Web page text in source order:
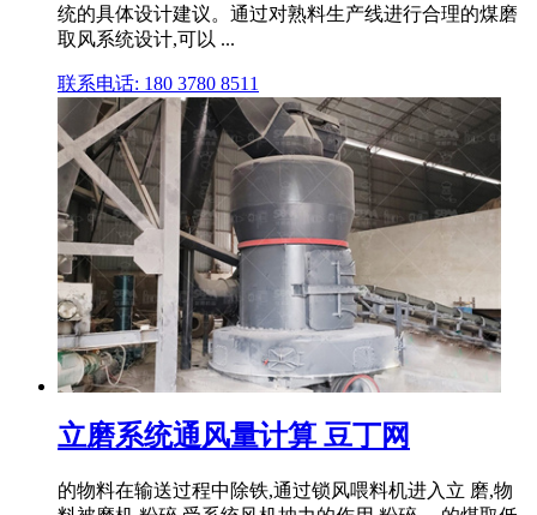
统的具体设计建议。通过对熟料生产线进行合理的煤磨
取风系统设计,可以 ...
联系电话: 180 3780 8511
立磨系统通风量计算 豆丁网
的物料在输送过程中除铁,通过锁风喂料机进入立 磨,物